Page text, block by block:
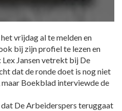
vrijdag al te melden en
bij zijn profiel te lezen en
Jansen vetrekt bij De
dat de ronde doet is nog niet
maar Boekblad interviewde de
De Arbeiderspers teruggaat